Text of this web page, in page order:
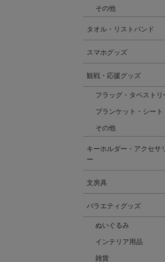
その他
タオル・リストバンド
スマホグッズ
観戦・応援グッズ
フラッグ・タペストリ
ブランケット・シート
その他
キーホルダー・アクセサ
ー
文房具
バラエティグッズ
ぬいぐるみ
インテリア用品
雑貨